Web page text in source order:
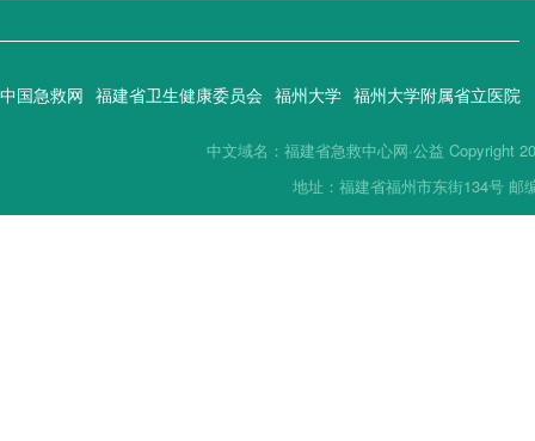
中国急救网 福建省卫生健康委员会 福州大学 福州大学附属省立医院
中文域名：福建省急救中心网·公益 Copyright
地址：福建省福州市东街134号 邮